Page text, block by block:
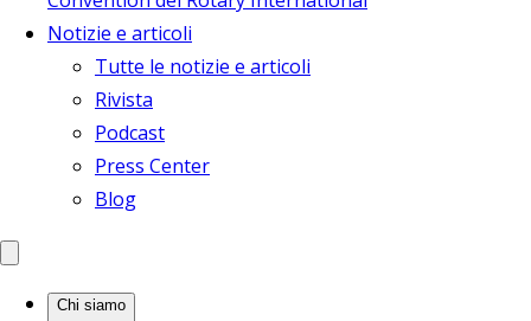
Notizie e articoli
Tutte le notizie e articoli
Rivista
Podcast
Press Center
Blog
Chi siamo